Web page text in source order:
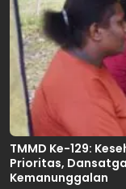
TMMD Ke-129:
Prioritas,
Kemanunggalan